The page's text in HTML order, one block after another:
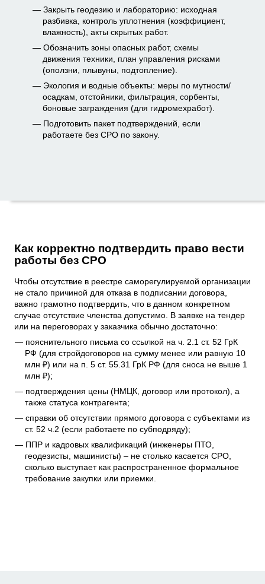
Закрыть геодезию и лабораторию: исходная
разбивка, контроль уплотнения (коэффициент,
влажность), акты скрытых работ.
Обозначить зоны опасных работ, схемы
движения техники, план управления рисками
(оползни, плывуны, подтопление).
Экология и водные объекты: меры по мутности/
осадкам, отстойники, фильтрация, сорбенты,
боновые заграждения (для гидромехработ).
Подготовить пакет подтверждений, если
работаете без СРО по закону.
Как корректно подтвердить право вести
работы без СРО
Чтобы отсутствие в реестре саморегулируемой организации
не стало причиной для отказа в подписании договора,
важно грамотно подтвердить, что в данном конкретном
случае отсутствие членства допустимо. В заявке на тендер
или на переговорах у заказчика обычно достаточно:
пояснительного письма со ссылкой на ч. 2.1 ст. 52 ГрК
РФ (для стройдоговоров на сумму менее или равную 10
млн ₽) или на п. 5 ст. 55.31 ГрК РФ (для сноса не выше 1
млн ₽);
подтверждения цены (НМЦК, договор или протокол), а
также статуса контрагента;
справки об отсутствии прямого договора с субъектами из
ст. 52 ч.2 (если работаете по субподряду);
ППР и кадровых квалификаций (инженеры ПТО,
геодезисты, машинисты) – не столько касается СРО,
сколько выступает как распространенное формальное
требование закупки или приемки.